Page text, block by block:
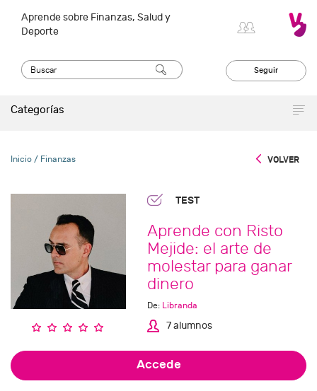
Aprende sobre Finanzas, Salud y
Deporte
Seguir
Categorías
Inicio / Finanzas VOLVER
TEST
Aprende con Risto
Mejide: el arte de
molestar para ganar
dinero
De: Libranda
7 alumnos
Accede